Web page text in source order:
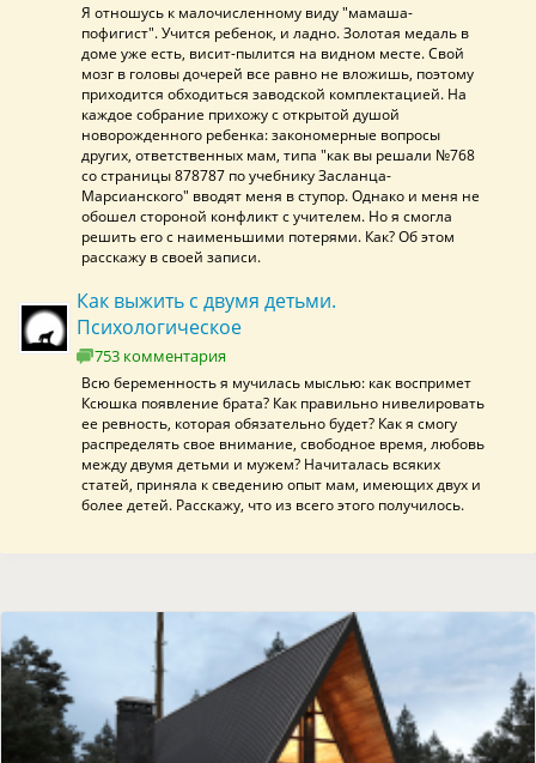
Я отношусь к малочисленному виду "мамаша-
пофигист". Учится ребенок, и ладно. Золотая медаль в
доме уже есть, висит-пылится на видном месте. Свой
мозг в головы дочерей все равно не вложишь, поэтому
приходится обходиться заводской комплектацией. На
каждое собрание прихожу с открытой душой
новорожденного ребенка: закономерные вопросы
других, ответственных мам, типа "как вы решали №768
со страницы 878787 по учебнику Засланца-
Марсианского" вводят меня в ступор. Однако и меня не
обошел стороной конфликт с учителем. Но я смогла
решить его с наименьшими потерями. Как? Об этом
расскажу в своей записи.
Как выжить с двумя детьми.
Психологическое
753 комментария
Всю беременность я мучилась мыслью: как воспримет
Ксюшка появление брата? Как правильно нивелировать
ее ревность, которая обязательно будет? Как я смогу
распределять свое внимание, свободное время, любовь
между двумя детьми и мужем? Начиталась всяких
статей, приняла к сведению опыт мам, имеющих двух и
более детей. Расскажу, что из всего этого получилось.